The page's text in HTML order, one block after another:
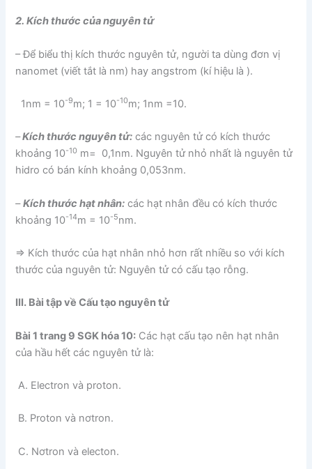
2. Kích thước của nguyên tử
– Để biểu thị kích thước nguyên tử, người ta dùng đơn vị
nanomet (viết tắt là nm) hay angstrom (kí hiệu là ).
1nm = 10-9m; 1 = 10-10m; 1nm =10.
–Kích thước nguyên tử: các nguyên tử có kích thước
khoảng 10-10 m= 0,1nm. Nguyên tử nhỏ nhất là nguyên tử
hidro có bán kính khoảng 0,053nm.
–Kích thước hạt nhân: các hạt nhân đều có kích thước
khoảng 10-14m = 10-5nm.
⇒ Kích thước của hạt nhân nhỏ hơn rất nhiều so với kích
thước của nguyên tử: Nguyên tử có cấu tạo rỗng.
III. Bài tập về Cấu tạo nguyên tử
Bài 1 trang 9 SGK hóa 10: Các hạt cấu tạo nên hạt nhân
của hầu hết các nguyên tử là:
A. Electron và proton.
B. Proton và nơtron.
C. Nơtron và electon.